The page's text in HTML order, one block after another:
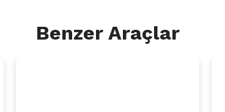
Benzer Araçlar